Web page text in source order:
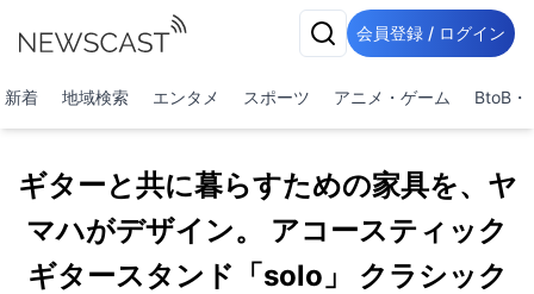
会員登録 / ログイン
新着 地域検索 エンタメ スポーツ アニメ・ゲーム BtoB・
ギターと共に暮らすための家具を、ヤ
マハがデザイン。 アコースティック
ギタースタンド「solo」 クラシック